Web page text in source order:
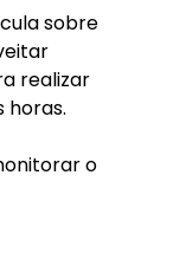
sobre
realizar
horas.
o